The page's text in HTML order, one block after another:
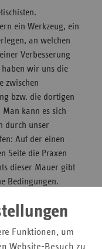
Funktionen, um
ein Werkzeug, ein
an welchen
Verbesserung
wir uns die
zwischen
bzw. die dortigen
kann es sich
durch unser
Auf der einen
Seite die Praxen
dieser Mauer gibt
Bedingungen.
und